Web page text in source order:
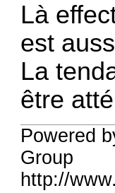
Là
est
La
être
Powered
Group
http://